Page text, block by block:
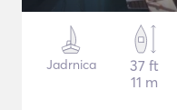
Jadrnica
37 ft
11 m